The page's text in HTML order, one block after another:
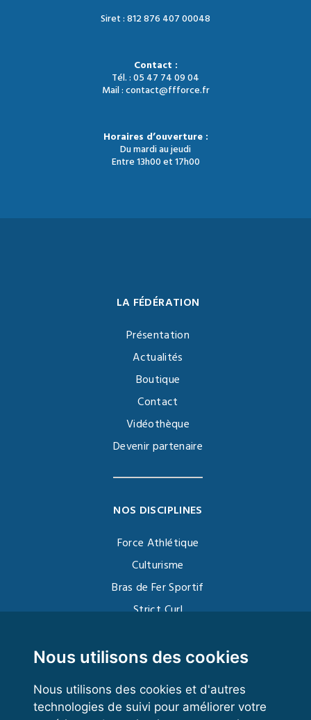
Nous utilisons des cookies
Nous utilisons des cookies et d'autres
technologies de suivi pour améliorer votre
Siret : 812 876 407 00048
Contact :
Tél. : 05 47 74 09 04
Mail : contact@ffforce.fr
Horaires d’ouverture :
Du mardi au jeudi
Entre 13h00 et 17h00
LA FÉDÉRATION
Présentation
Actualités
Boutique
Contact
Vidéothèque
Devenir partenaire
NOS DISCIPLINES
Force Athlétique
Culturisme
Bras de Fer Sportif
Strict Curl
Kettlebell